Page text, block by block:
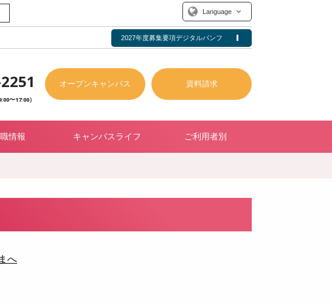
Language
2027年度募集要項デジタルパンフ
〜17:00）
オープンキャンパス 資料請求
情報 キャンパスライフ ご利用者別
へ